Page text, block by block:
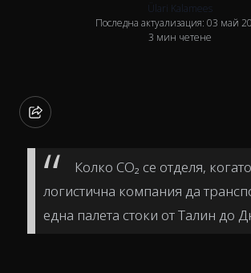
Ülari Kalamees
Последна актуализация: 03 май
3 мин четене
Колко CO₂ се отделя,
логистична компания да
една палета стоки от Талин до